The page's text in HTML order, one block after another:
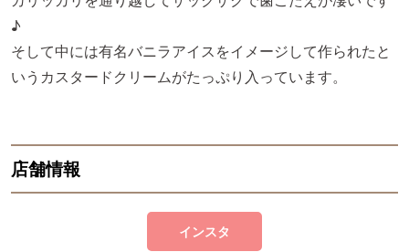
♪
そして中には有名バニラアイスをイメージして作られたと
いうカスタードクリームがたっぷり入っています。
店舗情報
インスタ